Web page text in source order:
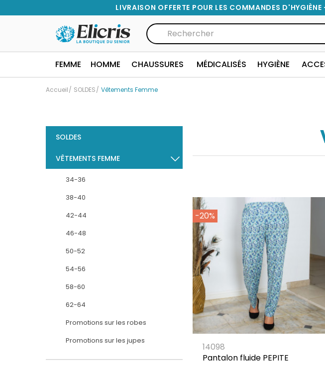
LIVRAISON OFFERTE POUR LES COMMANDES
FEMME HOMME CHAUSSURES MÉDICALISÉS HYGIÈNE
Accueil SOLDES Vêtements Femme
SOLDES
VÊTEMENTS FEMME
34-36
38-40
42-44
46-48
50-52
54-56
58-60
62-64
Promotions sur les robes
Promotions sur les jupes
-20%
14098
Pantalon fluide PEPITE